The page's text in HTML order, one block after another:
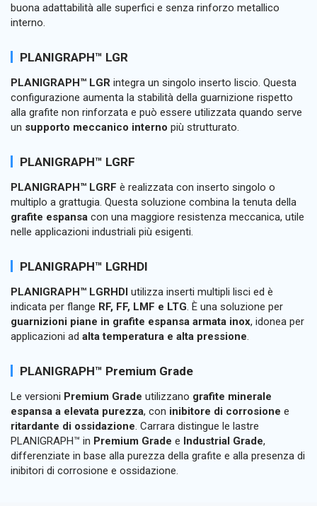
buona adattabilità alle superfici e senza rinforzo metallico
interno.
PLANIGRAPH™ LGR
PLANIGRAPH™ LGR integra un singolo inserto liscio. Questa
configurazione aumenta la stabilità della guarnizione rispetto
alla grafite non rinforzata e può essere utilizzata quando serve
un supporto meccanico interno più strutturato.
PLANIGRAPH™ LGRF
PLANIGRAPH™ LGRF è realizzata con inserto singolo o
multiplo a grattugia. Questa soluzione combina la tenuta della
grafite espansa con una maggiore resistenza meccanica, utile
nelle applicazioni industriali più esigenti.
PLANIGRAPH™ LGRHDI
PLANIGRAPH™ LGRHDI utilizza inserti multipli lisci ed è
indicata per flange RF, FF, LMF e LTG. È una soluzione per
guarnizioni piane in grafite espansa armata inox, idonea per
applicazioni ad alta temperatura e alta pressione.
PLANIGRAPH™ Premium Grade
Le versioni Premium Grade utilizzano grafite minerale
espansa a elevata purezza, con inibitore di corrosione e
ritardante di ossidazione. Carrara distingue le lastre
PLANIGRAPH™ in Premium Grade e Industrial Grade,
differenziate in base alla purezza della grafite e alla presenza di
inibitori di corrosione e ossidazione.